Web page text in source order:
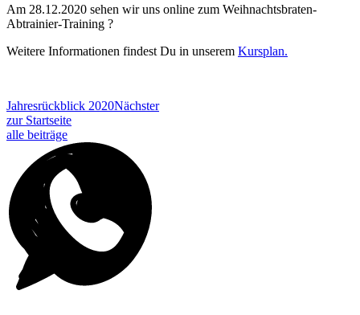
Am 28.12.2020 sehen wir uns online zum Weihnachtsbraten-
Abtrainier-Training ?
Weitere Informationen findest Du in unserem Kursplan.
Jahresrückblick 2020Nächster
zur Startseite
alle beiträge